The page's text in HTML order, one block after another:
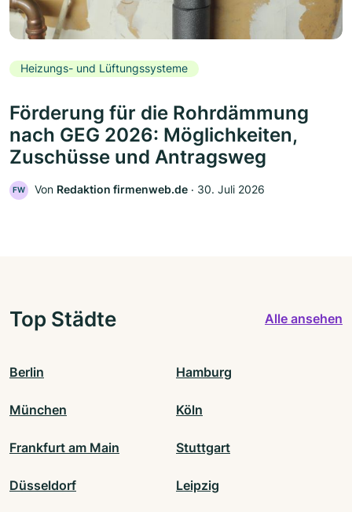
Heizungs- und Lüftungssysteme
Förderung für die Rohrdämmung
nach GEG 2026: Möglichkeiten,
Zuschüsse und Antragsweg
FW Von Redaktion firmenweb.de ‧ 30. Juli 2026
Top Städte Alle ansehen
Berlin Hamburg
München Köln
Frankfurt am Main Stuttgart
Düsseldorf Leipzig